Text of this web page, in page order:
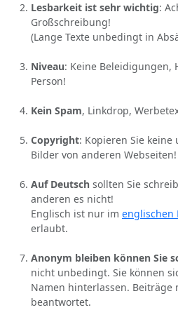
Lesbarkeit ist sehr wichtig:
Großschreibung!
(Lange Texte unbedingt in
Niveau: Keine Beleidigungen,
Person!
Kein Spam, Linkdrop,
Copyright: Kopieren Sie
Bilder von anderen Webseiten!
Auf Deutsch sollten Sie
anderen es nicht!
Englisch ist nur im englischen
erlaubt.
Anonym bleiben können Sie
nicht unbedingt. Sie können
Namen hinterlassen.
beantwortet.